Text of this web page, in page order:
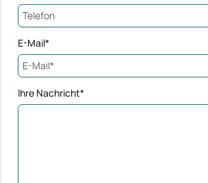
E-Mail*
Ihre Nachricht*